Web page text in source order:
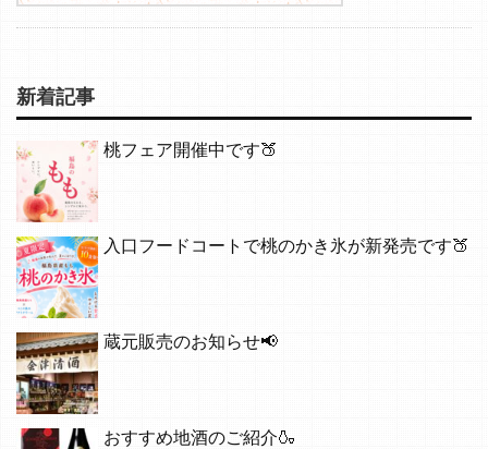
新着記事
桃フェア開催中です🍑
入口フードコートで桃のかき氷が新発売です🍑
蔵元販売のお知らせ📢
おすすめ地酒のご紹介🍶